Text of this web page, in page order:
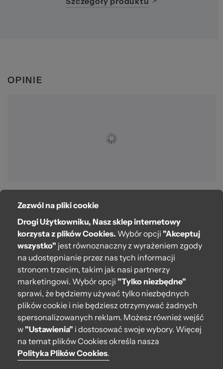
OPINIE
O bag
Pomoc
Moje O bag
Kontakt
222 571 414
bok@obagstore.pl
WhatsApp O bag Polska
Pon.-pt. w godz 08:00 - 16:00
Obserwuj nas
Zezwól na pliki cookie
Drogi Użytkowniku, Nasz sklep internetowy
korzysta z plików Cookies. Wybór opcji "Akceptuj
wszystko" jest równoznaczny z wyrażeniem zgody
na udostępnianie przez nas tych informacji
stronom trzecim, takim jak nasi partnerzy
marketingowi. Wybór opcji "Tylko niezbędne"
sprawi, że będziemy używać tylko niezbędnych
plików cookie i nie będziesz otrzymywać żadnych
spersonalizowanych reklam. Możesz również wejść
w"Ustawienia" i dostosować swoje wybory. Więcej
na temat plików Cookies określa nasza
Polityka Plików Cookies.